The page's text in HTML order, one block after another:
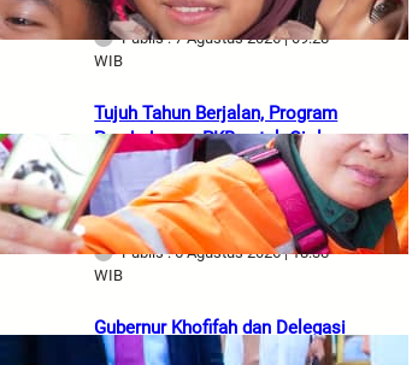
Publis : 7 Agustus 2026 | 09:28
WIB
Tujuh Tahun Berjalan, Program
Pembebasan PKB untuk Ojol
Terus Dirasakan Manfaatnya,
Gubernur Khofifah Dorong
Partisipasi Masyarakat
Publis : 6 Agustus 2026 | 18:38
WIB
Gubernur Khofifah dan Delegasi
Armada RRT Bahas Teknologi